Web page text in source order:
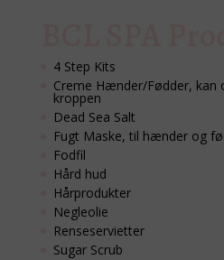
4 Step Kits
Creme Hænder/Fødder, kan
kroppen
Dead Sea Salt
Fugt Maske, til hænder og
Fodfil
Hård hud
Hårprodukter
Negleolie
Renseservietter
Sugar Scrub